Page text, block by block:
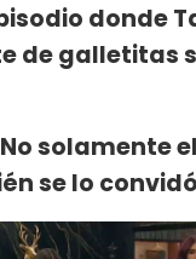
donde
de galletitas
No solamente
se lo